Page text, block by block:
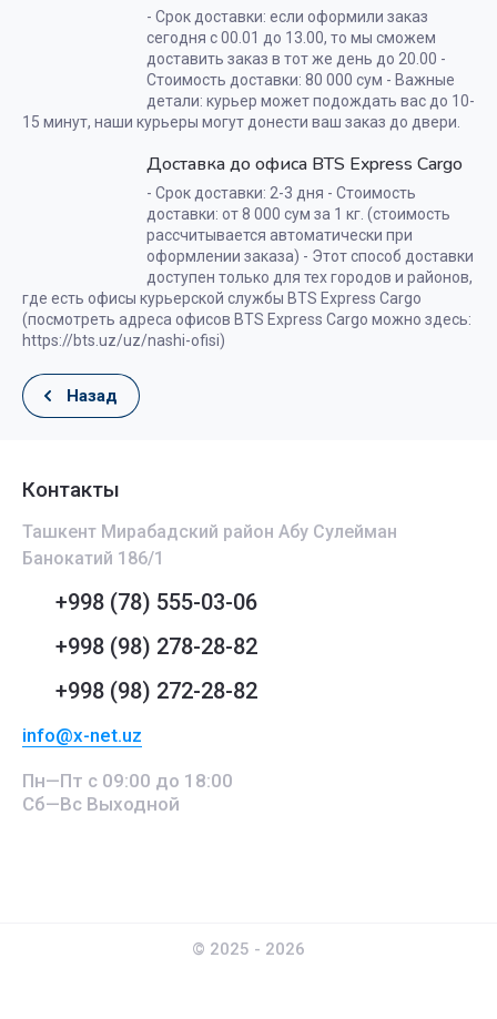
- Срок доставки: если оформили заказ
сегодня с 00.01 до 13.00, то мы сможем
доставить заказ в тот же день до 20.00 -
Стоимость доставки: 80 000 сум - Важные
детали: курьер может подождать вас до 10-
15 минут, наши курьеры могут донести ваш заказ до двери.
Доставка до офиса BTS Express Cargo
- Срок доставки: 2-3 дня - Стоимость
доставки: от 8 000 сум за 1 кг. (стоимость
рассчитывается автоматически при
оформлении заказа) - Этот способ доставки
доступен только для тех городов и районов,
где есть офисы курьерской службы BTS Express Cargo
(посмотреть адреса офисов BTS Express Cargo можно здесь:
https://bts.uz/uz/nashi-ofisi)
Назад
Контакты
Ташкент Мирабадский район Абу Сулейман
Банокатий 186/1
+998 (78) 555-03-06
+998 (98) 278-28-82
+998 (98) 272-28-82
info@x-net.uz
Пн—Пт с 09:00 до 18:00
Сб—Вс Выходной
© 2025 - 2026